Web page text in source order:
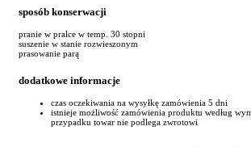
sposób konserwacji
pranie w pralce w temp. 30 stopni
suszenie w stanie rozwieszonym
prasowanie parą
dodatkowe informacje
czas oczekiwania na wysyłkę zamówienia 5 dni
istnieje możliwość zamówienia produktu według
przypadku towar nie podlega zwrotowi